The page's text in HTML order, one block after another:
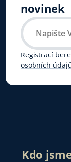
novinek
Registrací
osobních údajů
Kdo jsme